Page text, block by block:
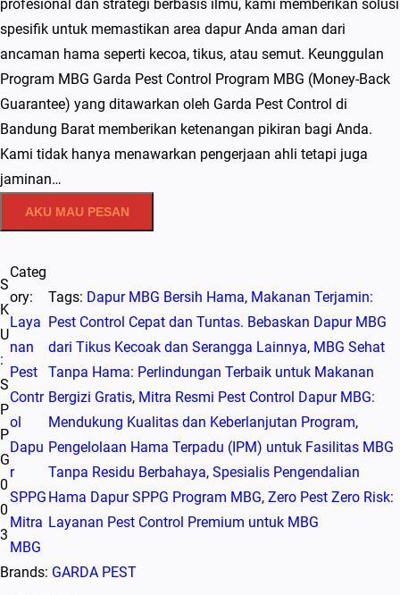
profesional dan strategi berbasis ilmu, kami memberikan solusi
spesifik untuk memastikan area dapur Anda aman dari
ancaman hama seperti kecoa, tikus, atau semut. Keunggulan
Program MBG Garda Pest Control Program MBG (Money-Back
Guarantee) yang ditawarkan oleh Garda Pest Control di
Bandung Barat memberikan ketenangan pikiran bagi Anda.
Kami tidak hanya menawarkan pengerjaan ahli tetapi juga
jaminan…
AKU MAU PESAN
S
K
U
:
S
P
P
G
0
0
3
Categ
ory:
Laya
nan
Pest
Contr
ol
Dapu
r
SPPG
Mitra
MBG
Tags: Dapur MBG Bersih Hama, Makanan Terjamin:
Pest Control Cepat dan Tuntas. Bebaskan Dapur MBG
dari Tikus Kecoak dan Serangga Lainnya, MBG Sehat
Tanpa Hama: Perlindungan Terbaik untuk Makanan
Bergizi Gratis, Mitra Resmi Pest Control Dapur MBG:
Mendukung Kualitas dan Keberlanjutan Program,
Pengelolaan Hama Terpadu (IPM) untuk Fasilitas MBG
Tanpa Residu Berbahaya, Spesialis Pengendalian
Hama Dapur SPPG Program MBG, Zero Pest Zero Risk:
Layanan Pest Control Premium untuk MBG
Brands: GARDA PEST